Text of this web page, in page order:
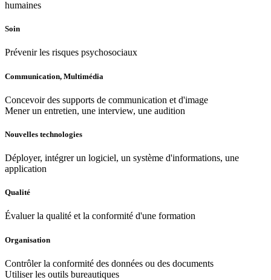
humaines
Soin
Prévenir les risques psychosociaux
Communication, Multimédia
Concevoir des supports de communication et d'image
Mener un entretien, une interview, une audition
Nouvelles technologies
Déployer, intégrer un logiciel, un système d'informations, une
application
Qualité
Évaluer la qualité et la conformité d'une formation
Organisation
Contrôler la conformité des données ou des documents
Utiliser les outils bureautiques